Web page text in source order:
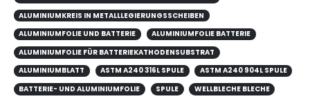
ALUMINIUMKREIS IN METALLLEGIERUNGSSCHEIBEN
ALUMINIUMFOLIE UND BATTERIE
ALUMINIUMFOLIE BATTERIE
ALUMINIUMFOLIE FÜR BATTERIEKATHODENSUBSTRAT
ALUMINIUMBLATT
ASTM A240 316L SPULE
ASTM A240 904L SPULE
BATTERIE- UND ALUMINIUMFOLIE
SPULE
WELLBLECHE BLECHE